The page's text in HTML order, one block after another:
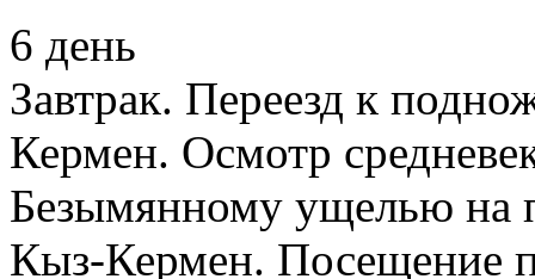
6 день
Завтрак. Переезд к
Кермен. Осмотр
Безымянному ущелью на
Кыз-Кермен. Посещение